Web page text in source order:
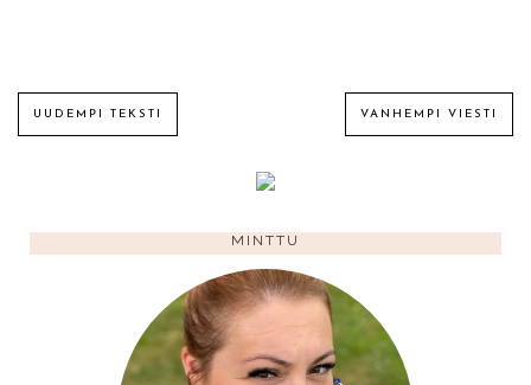
UUDEMPI TEKSTI VANHEMPI VIESTI
MINTTU